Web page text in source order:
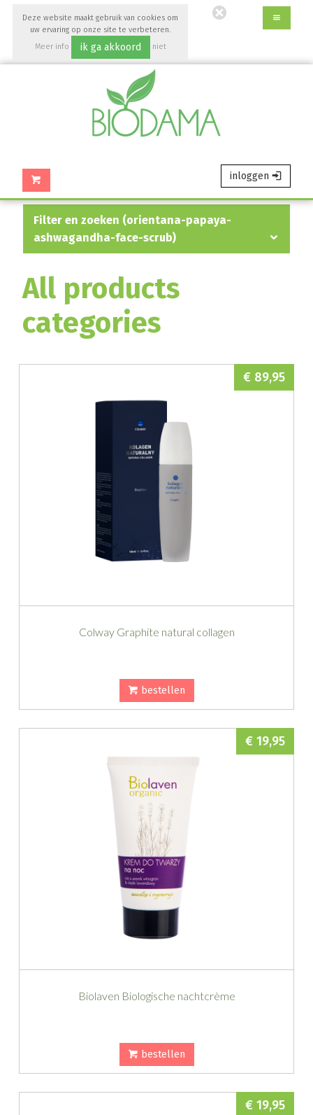
de
Deze website maakt gebruik van cookies om
uw ervaring op onze site te verbeteren.
Meer info
ik ga akkoord
niet
accepteren
inloggen
filter en zoeken (orientana-papaya-
ashwagandha-face-scrub)
All products
categories
Colway Graphite natural collagen
€ 89,95
bestellen
Biolaven Biologische nachtcrème
€ 19,95
bestellen
€ 19,95